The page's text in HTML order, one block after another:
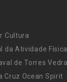
Cultura
da Atividade Física
de Torres
Cruz Ocean Spirit